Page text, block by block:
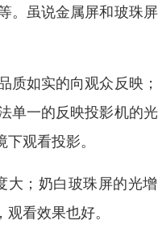
。虽说金属屏和玻珠
质如实的向观众反映
单一的反映投影机的
观看投影。
大；奶白玻珠屏的光
看效果也好。